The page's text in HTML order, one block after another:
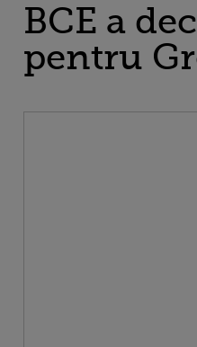
BCE a
pentru